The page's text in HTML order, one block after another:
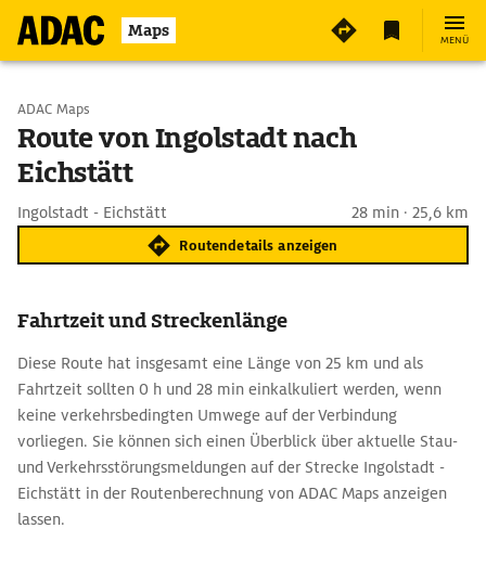
Maps MENÜ
Start wählen
Ziel eingeben
ADAC Maps
Route von Ingolstadt nach
Eichstätt
Ingolstadt - Eichstätt 28 min · 25,6 km
Routendetails anzeigen
Fahrtzeit und Streckenlänge
Diese Route hat insgesamt eine Länge von 25 km und als
Fahrtzeit sollten 0 h und 28 min einkalkuliert werden, wenn
keine verkehrsbedingten Umwege auf der Verbindung
vorliegen. Sie können sich einen Überblick über aktuelle Stau-
und Verkehrsstörungsmeldungen auf der Strecke Ingolstadt -
Eichstätt in der Routenberechnung von ADAC Maps anzeigen
lassen.